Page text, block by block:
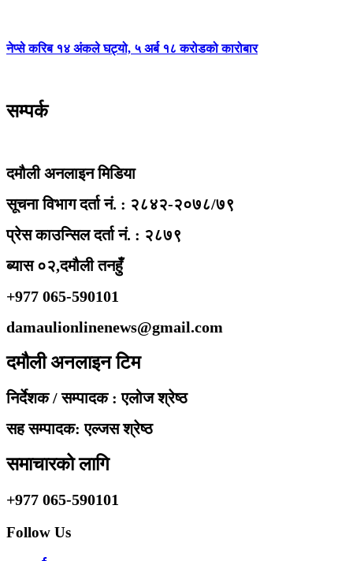
नेप्से करिब १४ अंकले घट्यो, ५ अर्ब १८ करोडको कारोबार
सम्पर्क
दमौली अनलाइन मिडिया
सूचना विभाग दर्ता नं. : २८४२-२०७८/७९
प्रेस काउन्सिल दर्ता नं. : २८७९
ब्यास ०२,दमौली तनहुँ
+977 065-590101
damaulionlinenews@gmail.com
दमौली अनलाइन टिम
निर्देशक / सम्पादक : एलोज श्रेष्ठ
सह सम्पादक: एल्जस श्रेष्ठ
समाचारको लागि
+977 065-590101
Follow Us